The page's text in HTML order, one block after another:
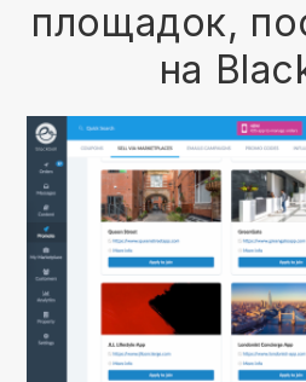
площадок,
на